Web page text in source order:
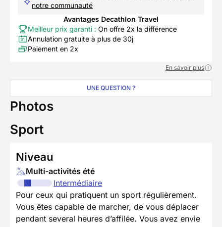
notre communauté
Avantages Decathlon Travel
Meilleur prix garanti : On offre 2x la différence
Annulation gratuite à plus de 30j
Paiement en 2x
En savoir plus
UNE QUESTION ?
Photos
Sport
Niveau
Multi-activités été
Intermédiaire
Pour ceux qui pratiquent un sport régulièrement.
Vous êtes capable de marcher, de vous déplacer
pendant several heures d’affilée. Vous avez envie